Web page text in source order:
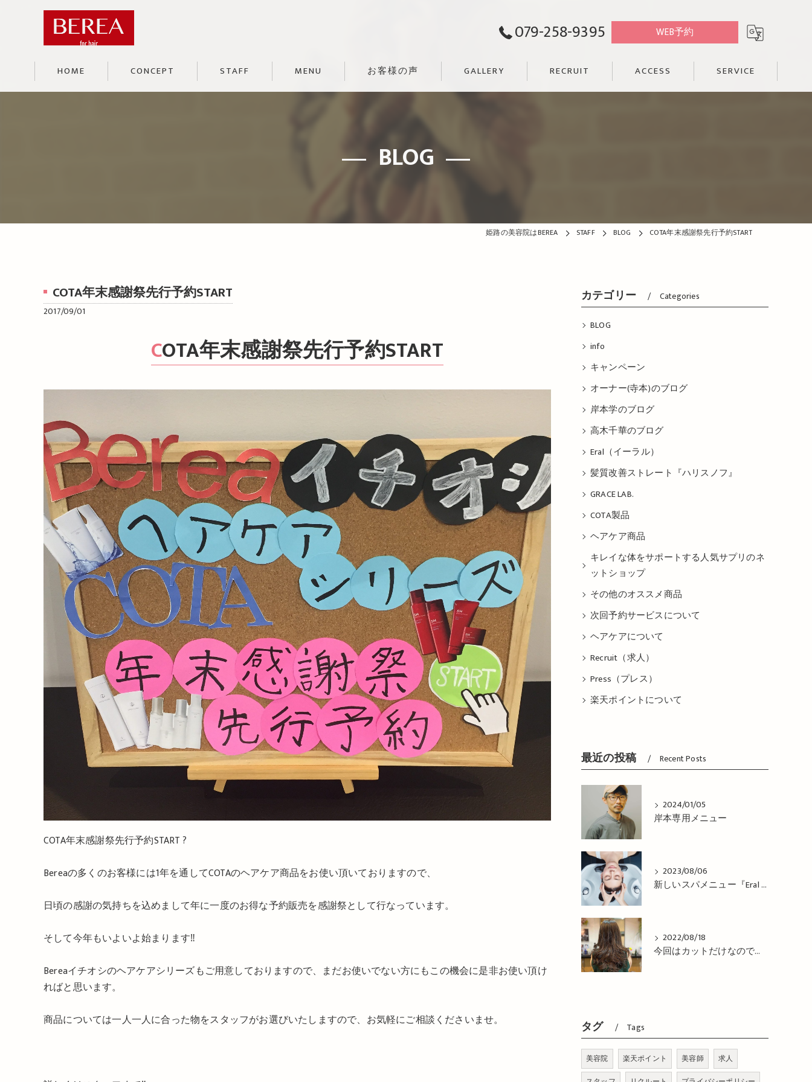
079-258-9395 WEB予約
HOME CONCEPT STAFF MENU お客様の声 GALLERY RECRUIT ACCESS SERVICE
BLOG
姫路の美容院はBEREA STAFF BLOG COTA年末感謝祭先行予約START
COTA年末感謝祭先行予約START
2017/09/01
COTA年末感謝祭先行予約START
COTA年末感謝祭先行予約START ?
Bereaの多くのお客様には1年を通してCOTAのヘアケア商品をお使い頂いておりますので、
日頃の感謝の気持ちを込めまして年に一度のお得な予約販売を感謝祭として行なっています。
そして今年もいよいよ始まります‼️
Bereaイチオシのヘアケアシリーズもご用意しておりますので、まだお使いでない方にもこの機会に是非お使い頂け
ればと思います。
商品については一人一人に合った物をスタッフがお選びいたしますので、お気軽にご相談くださいませ。
カテゴリー Categories
BLOG
info
キャンペーン
オーナー(寺本)のブログ
岸本学のブログ
高木千華のブログ
Eral（イーラル）
髪質改善ストレート『ハリスノフ』
GRACE LAB.
COTA製品
ヘアケア商品
キレイな体をサポートする人気サプリのネ
ットショップ
その他のオススメ商品
次回予約サービスについて
ヘアケアについて
Recruit（求人）
Press（プレス）
楽天ポイントについて
最近の投稿 Recent Posts
2024/01/05
岸本専用メニュー
2023/08/06
新しいスパメニュー『Eral Head Cure』が 登場！姫路市の美容院BEREA(ベレア)はお客様のキレイを叶える美容室／ヘアサロン
2022/08/18
今回はカットだけなので、コテで巻き巻き仕上げ！姫路市の美容院BEREA(ベレア)はお客様のキレイを叶える美容室／ヘアサロン
タグ Tags
美容院 楽天ポイント 美容師
求人